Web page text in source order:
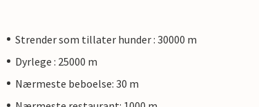
Strender som tillater hunder : 30000 m
Dyrlege : 25000 m
Nærmeste beboelse: 30 m